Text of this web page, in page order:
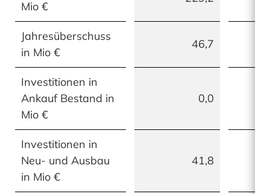
Mio €
Jahresüberschuss
in Mio €
46,7
Investitionen in
Ankauf Bestand in
Mio €
0,0
Investitionen in
Neu- und Ausbau
in Mio €
41,8